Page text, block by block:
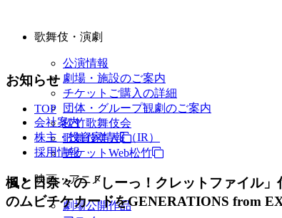
歌舞伎・演劇
公演情報
劇場・施設のご案内
チケットご購入の詳細
団体・グループ観劇のご案内
松竹歌舞伎会
歌舞伎美人
チケットWeb松竹
映画・アニメ
劇場公開作品
お知らせ
TOP
会社案内
株主・投資家情報（IR）
採用情報
楓と日奈々の「しーっ！クレットファイル
のムビチケカードをGENERATIONS from